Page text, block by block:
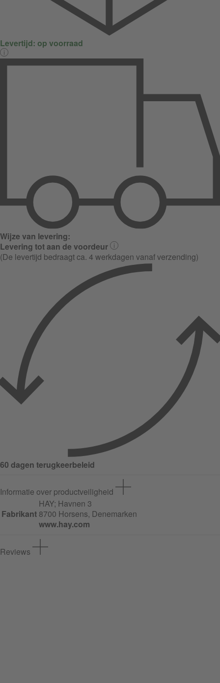
Levertijd: op voorraad
Wijze van levering:
Levering tot aan de voordeur
(De levertijd bedraagt ca. 4 werkdagen vanaf verzending)
60 dagen terugkeerbeleid
Informatie over productveiligheid
Fabrikant
HAY; Havnen 3
8700 Horsens, Denemarken
www.hay.com
Reviews